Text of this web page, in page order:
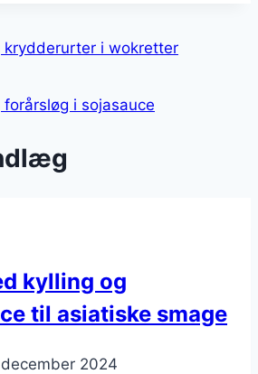
krydderurter i wokretter
i sojasauce
kylling og
til asiatiske smage
2024